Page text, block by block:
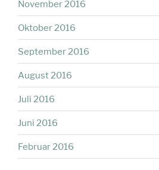
November 2016
Oktober 2016
September 2016
August 2016
Juli 2016
Juni 2016
Februar 2016